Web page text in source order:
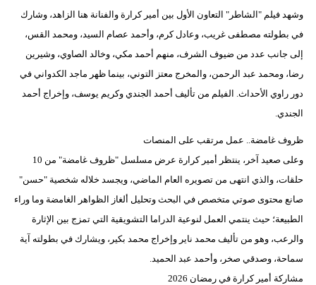
وشهد فيلم "الشاطر" التعاون الأول بين أمير كرارة والفنانة هنا الزاهد، وشارك
في بطولته مصطفى غريب، وعادل كرم، وأحمد عصام السيد، ومحمد القس،
إلى جانب عدد من ضيوف الشرف، منهم أحمد مكي، وخالد الصاوي، وشيرين
رضا، ومحمد عبد الرحمن، والمخرج معتز التوني، بينما ظهر ماجد الكدواني في
دور راوي الأحداث. الفيلم من تأليف أحمد الجندي وكريم يوسف، وإخراج أحمد
الجندي.
ظروف غامضة.. عمل مرتقب على المنصات
وعلى صعيد آخر، ينتظر أمير كرارة عرض مسلسل "ظروف غامضة" من 10
حلقات، والذي انتهى من تصويره العام الماضي، ويجسد خلاله شخصية "حسن"
صانع محتوى صوتي متخصص في البحث وتحليل ألغاز الظواهر الغامضة وما وراء
الطبيعة؛ حيث ينتمي العمل لنوعية الدراما التشويقية التي تمزج بين الإثارة
والرعب، وهو من تأليف محمد ناير وإخراج محمد بكير، ويشارك في بطولته آية
سماحة، وصدقي صخر، وأحمد عبد الحميد.
مشاركة أمير كرارة في رمضان 2026